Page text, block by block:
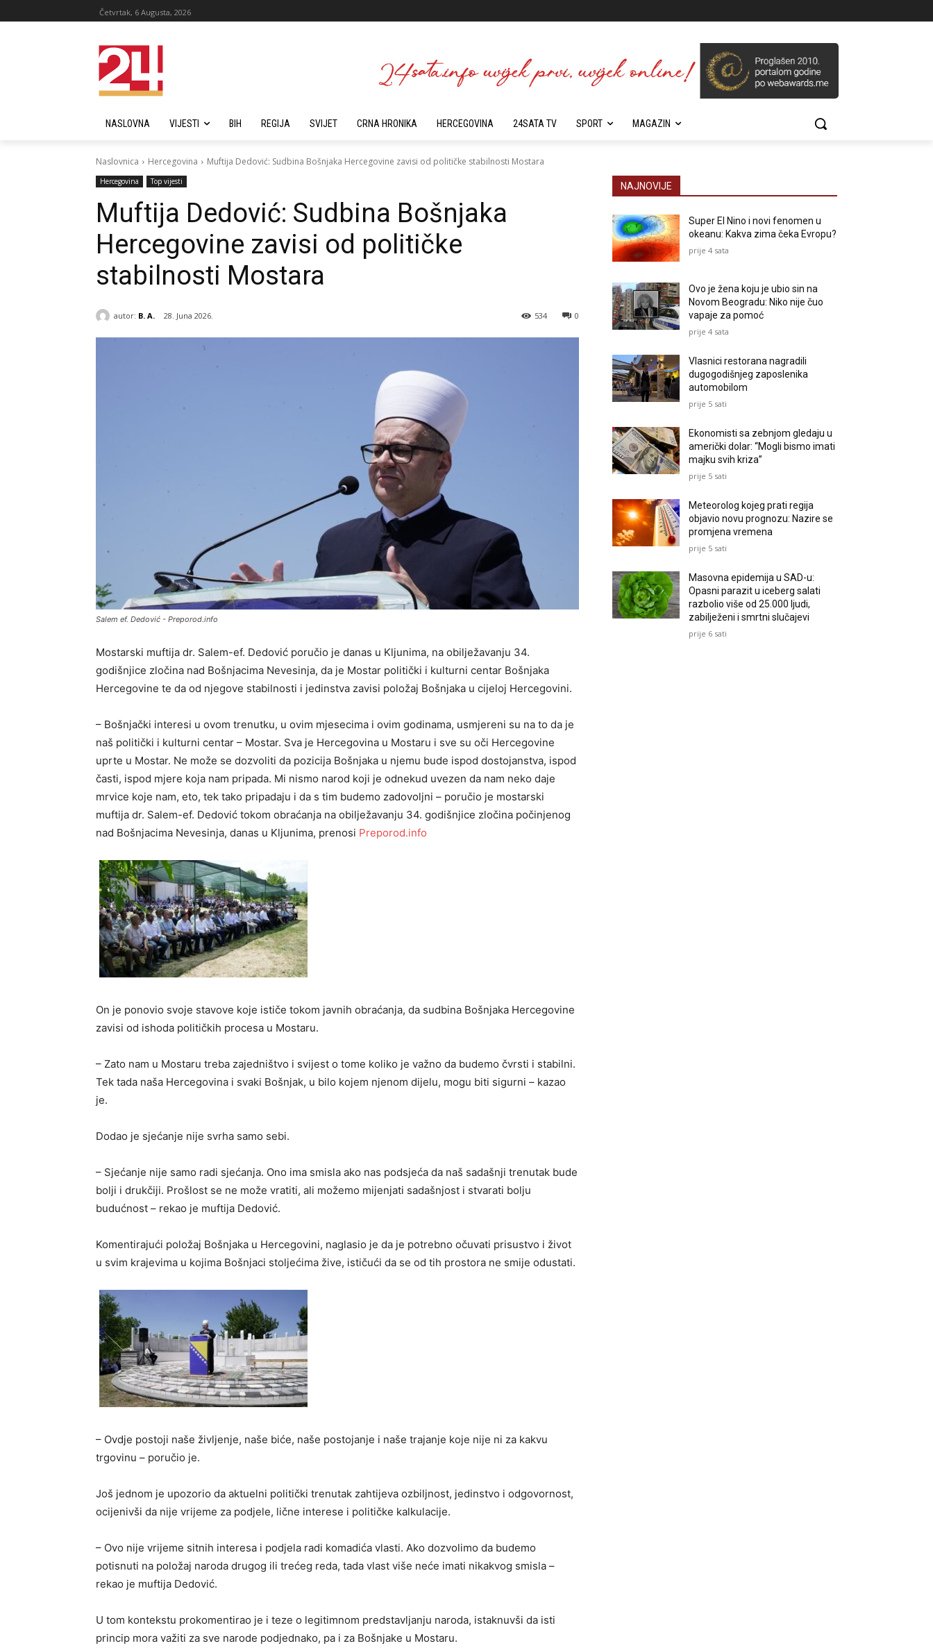
Četvrtak, 6 Augusta, 2026
NASLOVNA VIJESTI BIH REGIJA SVIJET CRNA HRONIKA HERCEGOVINA 24SATA TV SPORT MAGAZIN
Naslovnica Hercegovina Muftija Dedović: Sudbina Bošnjaka Hercegovine zavisi od političke stabilnosti Mostara
Hercegovina Top vijesti
Muftija Dedović: Sudbina Bošnjaka
Hercegovine zavisi od političke
stabilnosti Mostara
autor: B. A. 28. Juna 2026. 0
534
Salem ef. Dedović - Preporod.info
Mostarski muftija dr. Salem-ef. Dedović poručio je danas u Kljunima, na obilježavanju 34.
godišnjice zločina nad Bošnjacima Nevesinja, da je Mostar politički i kulturni centar Bošnjaka
Hercegovine te da od njegove stabilnosti i jedinstva zavisi položaj Bošnjaka u cijeloj Hercegovini.
– Bošnjački interesi u ovom trenutku, u ovim mjesecima i ovim godinama, usmjereni su na to da je
naš politički i kulturni centar – Mostar. Sva je Hercegovina u Mostaru i sve su oči Hercegovine
uprte u Mostar. Ne može se dozvoliti da pozicija Bošnjaka u njemu bude ispod dostojanstva, ispod
časti, ispod mjere koja nam pripada. Mi nismo narod koji je odnekud uvezen da nam neko daje
mrvice koje nam, eto, tek tako pripadaju i da s tim budemo zadovoljni – poručio je mostarski
muftija dr. Salem-ef. Dedović tokom obraćanja na obilježavanju 34. godišnjice zločina počinjenog
nad Bošnjacima Nevesinja, danas u Kljunima, prenosi Preporod.info
On je ponovio svoje stavove koje ističe tokom javnih obraćanja, da sudbina Bošnjaka Hercegovine
zavisi od ishoda političkih procesa u Mostaru.
– Zato nam u Mostaru treba zajedništvo i svijest o tome koliko je važno da budemo čvrsti i stabilni.
Tek tada naša Hercegovina i svaki Bošnjak, u bilo kojem njenom dijelu, mogu biti sigurni – kazao
je.
Dodao je sjećanje nije svrha samo sebi.
– Sjećanje nije samo radi sjećanja. Ono ima smisla ako nas podsjeća da naš sadašnji trenutak bude
bolji i drukčiji. Prošlost se ne može vratiti, ali možemo mijenjati sadašnjost i stvarati bolju
budućnost – rekao je muftija Dedović.
Komentirajući položaj Bošnjaka u Hercegovini, naglasio je da je potrebno očuvati prisustvo i život
u svim krajevima u kojima Bošnjaci stoljećima žive, ističući da se od tih prostora ne smije odustati.
– Ovdje postoji naše življenje, naše biće, naše postojanje i naše trajanje koje nije ni za kakvu
trgovinu – poručio je.
Još jednom je upozorio da aktuelni politički trenutak zahtijeva ozbiljnost, jedinstvo i odgovornost,
ocijenivši da nije vrijeme za podjele, lične interese i političke kalkulacije.
– Ovo nije vrijeme sitnih interesa i podjela radi komadića vlasti. Ako dozvolimo da budemo
potisnuti na položaj naroda drugog ili trećeg reda, tada vlast više neće imati nikakvog smisla –
rekao je muftija Dedović.
U tom kontekstu prokomentirao je i teze o legitimnom predstavljanju naroda, istaknuvši da isti
princip mora važiti za sve narode podjednako, pa i za Bošnjake u Mostaru.
NAJNOVIJE
Super El Nino i novi fenomen u
okeanu: Kakva zima čeka Evropu?
prije 4 sata
Ovo je žena koju je ubio sin na
Novom Beogradu: Niko nije čuo
vapaje za pomoć
prije 4 sata
Vlasnici restorana nagradili
dugogodišnjeg zaposlenika
automobilom
prije 5 sati
Ekonomisti sa zebnjom gledaju u
američki dolar: “Mogli bismo imati
majku svih kriza”
prije 5 sati
Meteorolog kojeg prati regija
objavio novu prognozu: Nazire se
promjena vremena
prije 5 sati
Masovna epidemija u SAD-u:
Opasni parazit u iceberg salati
razbolio više od 25.000 ljudi,
zabilježeni i smrtni slučajevi
prije 6 sati